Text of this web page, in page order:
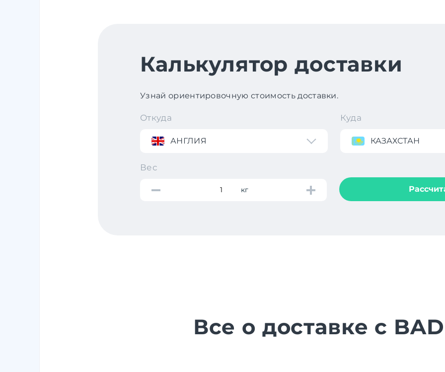
Калькулятор доставки
Узнай ориентировочную стоимость доставки.
Откуда
АНГЛИЯ
Куда
КАЗАХСТАН
Вес
кг
Все о доставке с